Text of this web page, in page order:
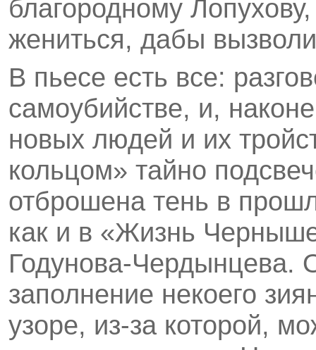
благородному
жениться, дабы
В пьесе есть все:
самоубийстве, и,
новых людей и их
кольцом» тайно
отброшена тень в
как и в «Жизнь
Годунова-Чердынцева.
заполнение некоего
узоре, из-за которой,